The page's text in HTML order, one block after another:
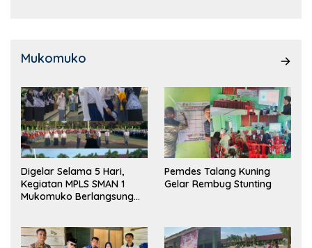
Mukomuko
Digelar Selama 5 Hari,
Kegiatan MPLS SMAN 1
Mukomuko Berlangsung
Pemdes Talang Kuning
Gelar Rembug Stunting